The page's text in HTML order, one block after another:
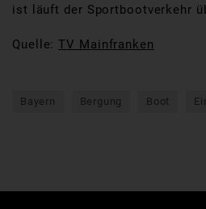
ist läuft der Sportbootverkehr
Quelle:TV Mainfranken
Bayern Bergung Boot